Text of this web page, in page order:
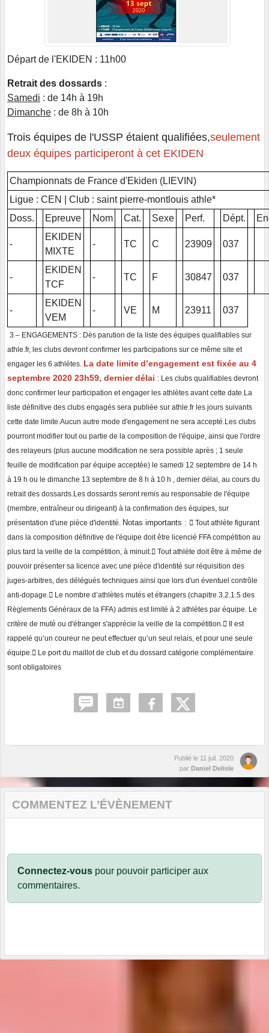
Départ de l'EKIDEN : 11h00
Retrait des dossards :
Samedi : de 14h à 19h
Dimanche : de 8h à 10h
Trois équipes de l'USSP étaient qualifiées,seulement
deux équipes participeront à cet EKIDEN
Championnats de France d'Ekiden (LIEVIN)
Ligue : CEN | Club : saint pierre-montlouis athle*
Doss.
Epreuve Nom Cat. Sexe Perf. Dépt.
-
EKIDEN
MIXTE
- TC C 23909 037
-
EKIDEN
TCF
- TC F 30847 037
-
EKIDEN
VEM
- VE M 23911 037
3 – ENGAGEMENTS : Dès parution de la liste des équipes qualifiables sur
athle.fr, les clubs devront confirmer les participations sur ce même site et
engager les 6 athlètes. La date limited’engagement est fixée au 4
septembre 2020 23h59, dernier délai : Les clubs qualifiables devront
donc confirmer leur participation et engager les athlètes avant cette date.La
liste définitive des clubs engagés sera publiée sur athle.fr les jours suivants
cette date limite.Aucun autre mode d'engagement ne sera accepté.Les clubs
pourront modifier tout ou partie de la composition de l'équipe, ainsi que l'ordre
des relayeurs (plus aucune modification ne sera possible après ; 1 seule
feuille de modification par équipe acceptée) le samedi 12 septembre de 14 h
à 19 h ou le dimanche 13 septembre de 8 h à 10 h , dernier délai, au cours du
retrait des dossards.Les dossards seront remis au responsable de l'équipe
(membre, entraîneur ou dirigeant) à la confirmation des équipes, sur
présentation d'une pièce d'identité. Notas importants :  Tout athlète figurant
dans la composition définitive de l'équipe doit être licencié FFA compétition au
plus tard la veille de la compétition, à minuit. Tout athlète doit être à même de
pouvoir présenter sa licence avec une pièce d'identité sur réquisition des
juges-arbitres, des délégués techniques ainsi que lors d'un éventuel contrôle
anti-dopage. Le nombre d’athlètes mutés et étrangers (chapitre 3.2.1.5 des
Règlements Généraux de la FFA) admis est limité à 2 athlètes par équipe. Le
critère de muté ou d'étranger s'apprécie la veille de la compétition. Il est
rappelé qu’un coureur ne peut effectuer qu’un seul relais, et pour une seule
équipe. Le port du maillotde club et du dossard catégorie complémentaire
sont obligatoires
Publié le 11 juil. 2020
par Daniel Delisle
COMMENTEZ L’ÉVÈNEMENT
Connectez-vous pour pouvoir participer aux
commentaires.